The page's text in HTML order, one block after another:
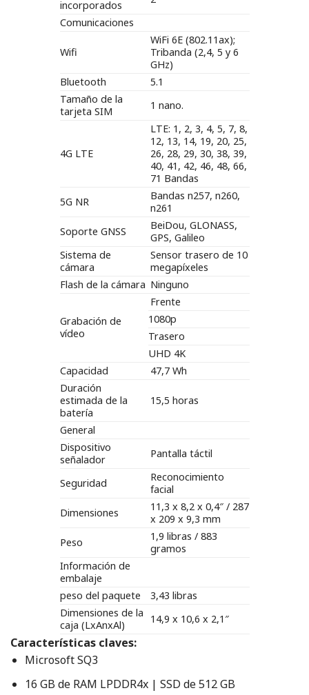
incorporados
Comunicaciones
Wifi
WiFi 6E (802.11ax);
Tribanda (2,4, 5 y 6
GHz)
Bluetooth
5.1
Tamaño de la
tarjeta SIM
1 nano.
4G LTE
LTE: 1, 2, 3, 4, 5, 7, 8,
12, 13, 14, 19, 20, 25,
26, 28, 29, 30, 38, 39,
40, 41, 42, 46, 48, 66,
71 Bandas
5G NR
Bandas n257, n260,
n261
Soporte GNSS
BeiDou, GLONASS,
GPS, Galileo
Sistema de
cámara
Sensor trasero de 10
megapíxeles
Flash de la cámara Ninguno
Grabación de
vídeo
Frente
1080p
Trasero
UHD 4K
Capacidad
47,7 Wh
Duración
estimada de la
batería
15,5 horas
General
Dispositivo
señalador
Pantalla táctil
Seguridad
Reconocimiento
facial
Dimensiones
11,3 x 8,2 x 0,4″ / 287
x 209 x 9,3 mm
Peso
1,9 libras / 883
gramos
Información de
embalaje
peso del paquete
3,43 libras
Dimensiones de la
caja (LxAnxAl)
14,9 x 10,6 x 2,1″
Características claves:
Microsoft SQ3
16 GB de RAM LPDDR4x | SSD de 512 GB